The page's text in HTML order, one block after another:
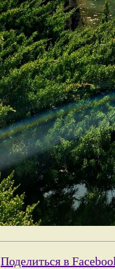
Поделиться в